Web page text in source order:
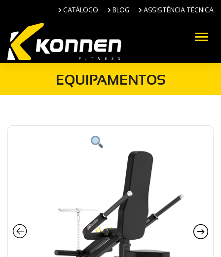
CATÁLOGO BLOG ASSISTÊNCIA TÉCNICA
EQUIPAMENTOS